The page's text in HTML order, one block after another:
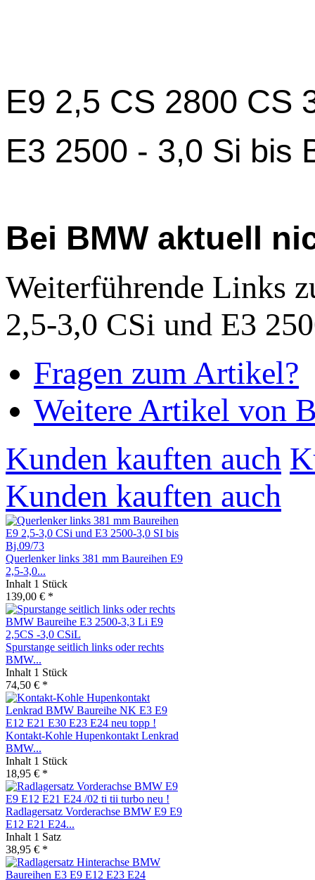
E9 2,5 CS 2800 CS
E3 2500 - 3,0 Si bis
Bei BMW aktuell
Weiterführende Links
2,5-3,0 CSi und E3
Fragen zum Artikel?
Weitere Artikel von
Kunden kauften auch
Kunden kauften auch
Querlenker links 381 mm Baureihen E9
2,5-3,0...
Inhalt 1 Stück
139,00 € *
Spurstange seitlich links oder rechts
BMW...
Inhalt 1 Stück
74,50 € *
Kontakt-Kohle Hupenkontakt Lenkrad
BMW...
Inhalt 1 Stück
18,95 € *
Radlagersatz Vorderachse BMW E9 E9
E12 E21 E24...
Inhalt 1 Satz
38,95 € *